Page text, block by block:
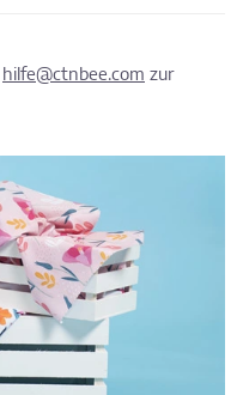
hilfe@ctnbee.com zur